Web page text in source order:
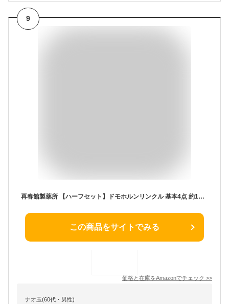
9
再春館製薬所 【ハーフセット】ドモホルンリンクル 基本4点 約1か月分 スキンケア 化粧水 美容液 クリーム 乳液
この商品をサイトでみる
価格と在庫をAmazonでチェック >>
ナオ玉(60代・男性)